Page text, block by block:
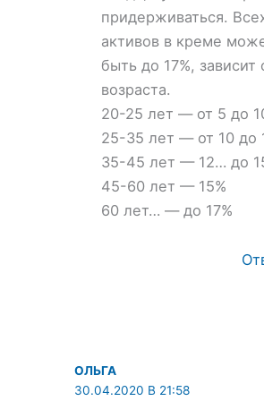
придерживаться.
активов в креме
быть до 17%, зависит
возраста.
20-25 лет — от 5 до
25-35 лет — от 10 до
35-45 лет — 12… до
45-60 лет — 15%
60 лет… — до 17%
ОЛЬГА
30.04.2020 В 21:58